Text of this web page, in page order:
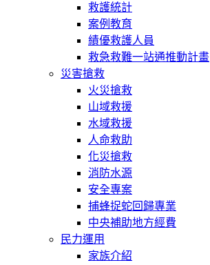
救護統計
案例教育
績優救護人員
救急救難一站通推動計畫
災害搶救
火災搶救
山域救援
水域救援
人命救助
化災搶救
消防水源
安全專案
捕蜂捉蛇回歸專業
中央補助地方經費
民力運用
家族介紹